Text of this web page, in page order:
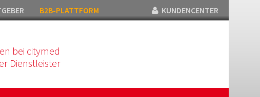
B2B-PLATTFORM KUNDENCENTER
bei citymed
Dienstleister